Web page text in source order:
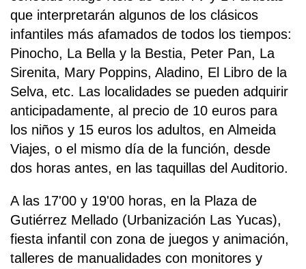
que interpretarán algunos de los clásicos
infantiles más afamados de todos los tiempos:
Pinocho, La Bella y la Bestia, Peter Pan, La
Sirenita, Mary Poppins, Aladino, El Libro de la
Selva, etc. Las localidades se pueden adquirir
anticipadamente, al precio de 10 euros para
los niños y 15 euros los adultos, en Almeida
Viajes, o el mismo día de la función, desde
dos horas antes, en las taquillas del Auditorio.
A las 17'00 y 19'00 horas, en la Plaza de
Gutiérrez Mellado (Urbanización Las Yucas),
fiesta infantil con zona de juegos y animación,
talleres de manualidades con monitores y